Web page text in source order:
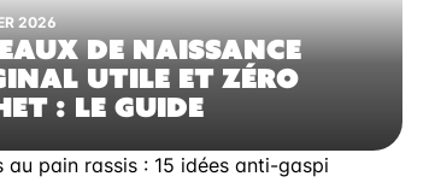
2026
DE NAISSANCE
UTILE ET ZÉRO
: LE GUIDE